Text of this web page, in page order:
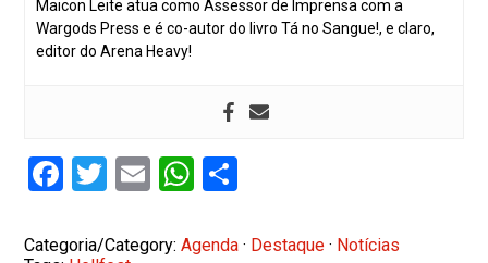
Maicon Leite atua como Assessor de Imprensa com a
Wargods Press e é co-autor do livro Tá no Sangue!, e claro,
editor do Arena Heavy!
Facebook
Twitter
EmailWhatsApp
Categoria/Category:Agenda · Destaque · Notícias